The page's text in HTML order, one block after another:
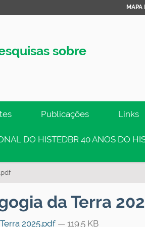
sobre
MAPA
Publicações Links
DO HISTEDBR 40 ANOS DO
da Terra
2025.pdf — 119.5 KB